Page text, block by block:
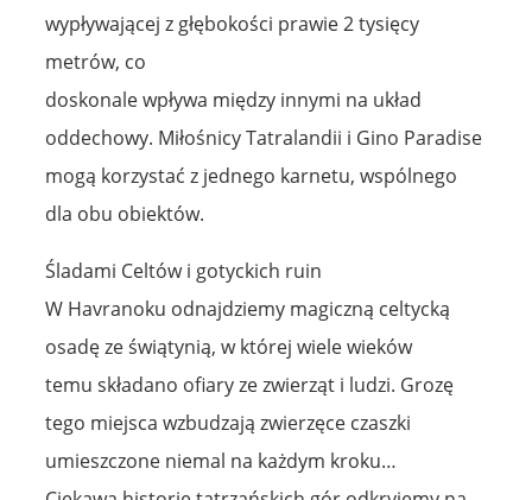
wypływającej z głębokości prawie 2 tysięcy
metrów, co
doskonale wpływa między innymi na układ
oddechowy. Miłośnicy Tatralandii i Gino Paradise
mogą korzystać z jednego karnetu, wspólnego
dla obu obiektów.
Śladami Celtów i gotyckich ruin
W Havranoku odnajdziemy magiczną celtycką
osadę ze świątynią, w której wiele wieków
temu składano ofiary ze zwierząt i ludzi. Grozę
tego miejsca wzbudzają zwierzęce czaszki
umieszczone niemal na każdym kroku…